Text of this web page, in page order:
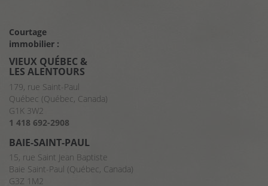
Courtage
immobilier :
VIEUX QUÉBEC &
LES ALENTOURS
179, rue Saint-Paul
Québec (Québec, Canada)
G1K 3W2
1 418 692-2908
BAIE-SAINT-PAUL
15, rue Saint Jean Baptiste
Baie Saint-Paul (Québec, Canada)
G3Z 1M2